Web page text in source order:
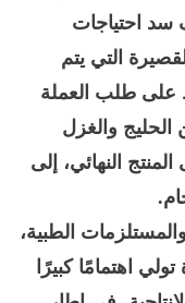
سد احتياجات
التي يتم
على طلب العملة
الحليج والغزل
النهائي، إلى
الطبية،
اهتمامًا كبيرًا